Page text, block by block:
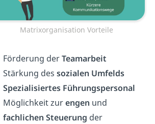
Matrixorganisation Vorteile
Förderung derTeamarbeit
Stärkung des sozialen Umfelds
Spezialisiertes Führungspersonal
Möglichkeit zurengen und
fachlichen Steuerung der